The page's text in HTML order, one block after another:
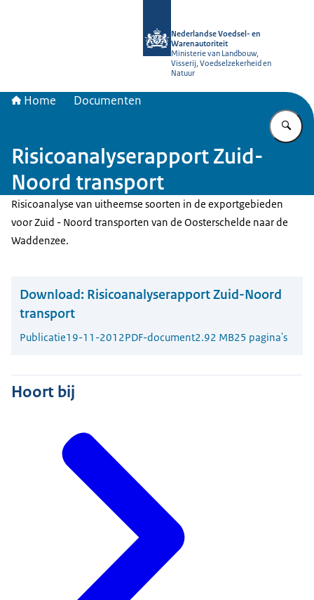
Nederlandse Voedsel- en
Warenautoriteit
Ministerie van Landbouw,
Visserij, Voedselzekerheid en
Natuur
Home Documenten
Risicoanalyserapport Zuid-
Noord transport
Risicoanalyse van uitheemse soorten in de exportgebieden
voor Zuid - Noord transporten van de Oosterschelde naar de
Waddenzee.
Download: Risicoanalyserapport Zuid-Noord
transport
Publicatie19-11-2012PDF-document2.92 MB25 pagina's
Hoort bij